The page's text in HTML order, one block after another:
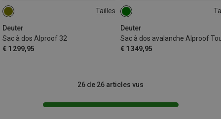
Tailles
Deuter
Sac à dos Alproof 32
€ 1 299,95
32L
Deuter
€ 1 349,95
38+5L
26 de 26 articles vus